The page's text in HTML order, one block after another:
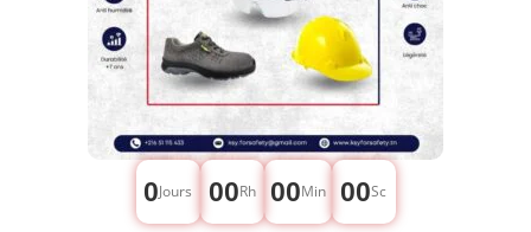
0Jours 00Rh 00Min 00Sc